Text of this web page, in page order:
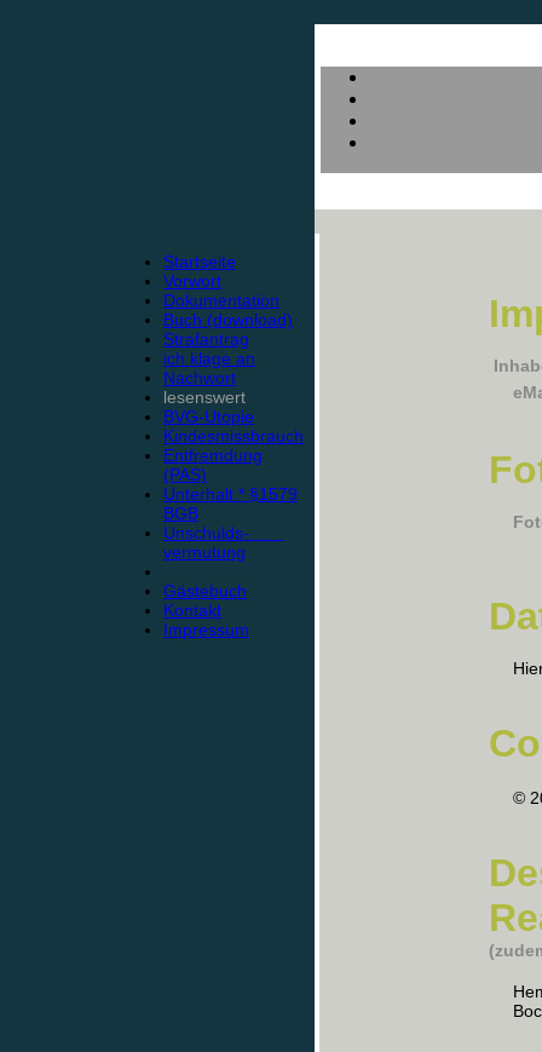
Startseite
Vorwort
Dokumentation
Buch (download)
Strafantrag
ich klage an
Nachwort
lesenswert
BVG-Utopie
Kindesmissbrauch
Entfremdung
(PAS)
Unterhalt * §1579
BGB
Unschulds-
vermutung
Gästebuch
Kontakt
Impressum
©